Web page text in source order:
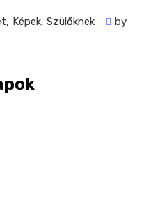
, Képek,Szülőknek
by